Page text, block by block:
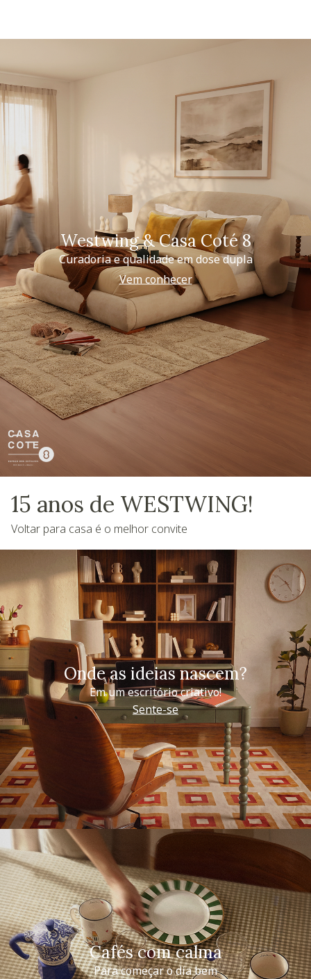
Westwing & Casa Coté 8
Curadoria e qualidade em dose dupla
Vem conhecer
15 anos de WESTWING!
Voltar para casa é o melhor convite
Onde as ideias nascem?
Em um escritório criativo!
Sente-se
Cafés com calma
Para começar o dia bem